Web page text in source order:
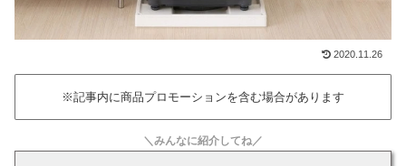
2020.11.26
※記事内に商品プロモーションを含む場合があります
＼みんなに紹介してね／